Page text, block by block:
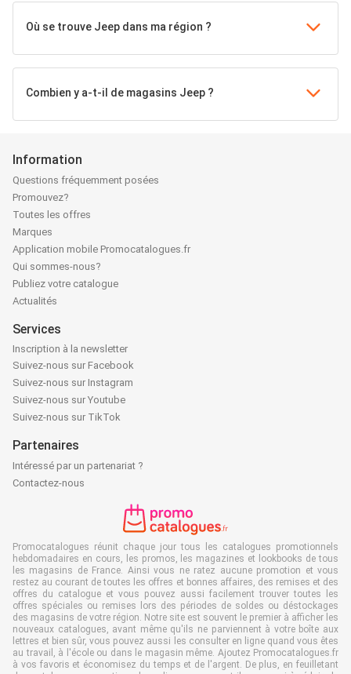
Où se trouve Jeep dans ma région ?
Combien y a-t-il de magasins Jeep ?
Information
Questions fréquemment posées
Promouvez?
Toutes les offres
Marques
Application mobile Promocatalogues.fr
Qui sommes-nous?
Publiez votre catalogue
Actualités
Services
Inscription à la newsletter
Suivez-nous sur Facebook
Suivez-nous sur Instagram
Suivez-nous sur Youtube
Suivez-nous sur TikTok
Partenaires
Intéressé par un partenariat ?
Contactez-nous
Promocatalogues réunit chaque jour tous les catalogues promotionnels
hebdomadaires en cours, les promos, les magazines et lookbooks de tous
les magasins de France. Ainsi vous ne ratez aucune promotion et vous
restez au courant de toutes les offres et bonnes affaires, des remises et des
offres du catalogue et vous pouvez aussi facilement trouver toutes les
offres spéciales ou remises lors des périodes de soldes ou déstockages
des magasins de votre région. Notre site est souvent le premier à afficher les
nouveaux catalogues, avant même qu'ils ne parviennent à votre boîte aux
lettres et bien sûr, vous pouvez aussi les consulter en ligne quand vous êtes
au travail, à l'école ou dans le magasin même. Ajoutez Promocatalogues.fr
à vos favoris et économisez du temps et de l'argent. De plus, en feuilletant